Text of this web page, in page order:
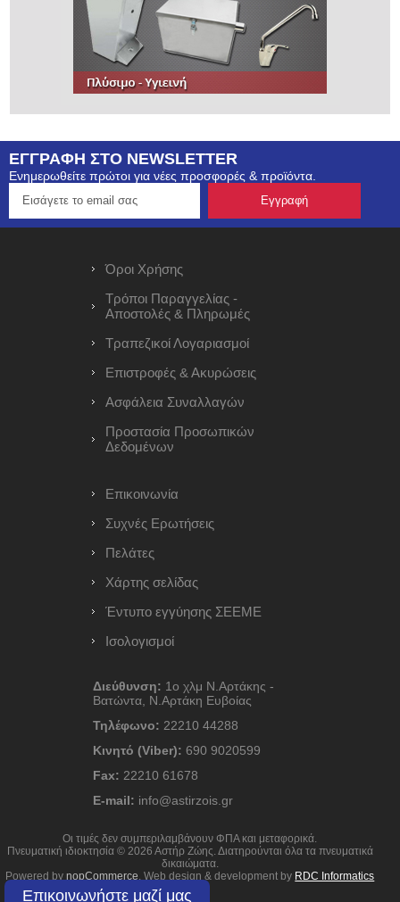
Επικοινωνήστε μαζί μας
ΕΓΓΡΑΦΗ ΣΤΟ NEWSLETTER
Ενημερωθείτε πρώτοι για νέες προσφορές & προϊόντα.
Όροι Χρήσης
Τρόποι Παραγγελίας -
Αποστολές & Πληρωμές
Τραπεζικοί Λογαριασμοί
Επιστροφές & Ακυρώσεις
Ασφάλεια Συναλλαγών
Προστασία Προσωπικών
Δεδομένων
Επικοινωνία
Συχνές Ερωτήσεις
Πελάτες
Χάρτης σελίδας
Έντυπο εγγύησης ΣΕΕΜΕ
Ισολογισμοί
Διεύθυνση: 1ο χλμ Ν.Αρτάκης -
Βατώντα, Ν.Αρτάκη Ευβοίας
Τηλέφωνο: 22210 44288
Κινητό (Viber): 690 9020599
Fax: 22210 61678
E-mail: info@astirzois.gr
Οι τιμές δεν συμπεριλαμβάνουν ΦΠΑ και μεταφορικά.
Πνευματική ιδιοκτησία © 2026 Αστήρ Ζώης. Διατηρούνται όλα τα πνευματικά
δικαιώματα.
Powered bynopCommerce. Web design & development by RDC Informatics